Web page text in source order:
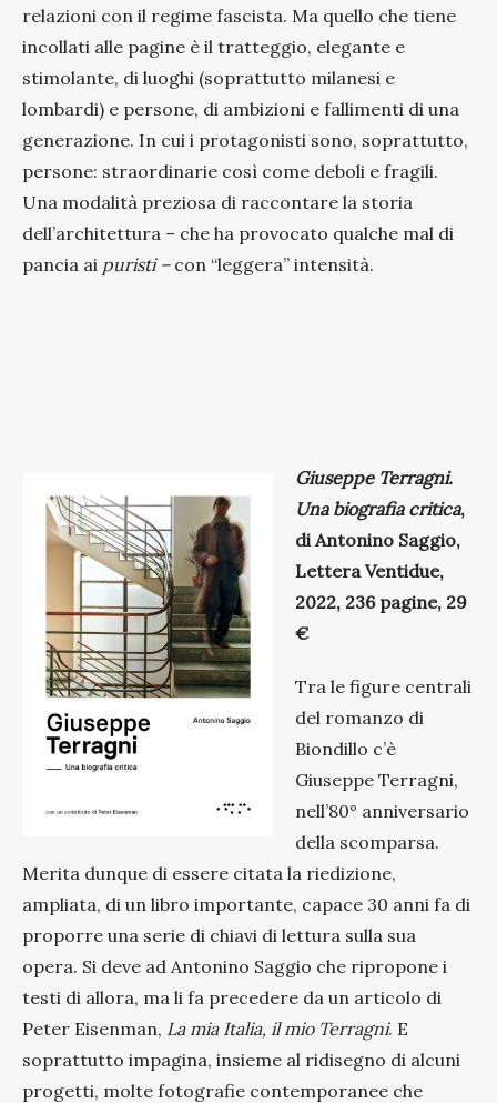
relazioni con il regime fascista. Ma quello che tiene
incollati alle pagine è il tratteggio, elegante e
stimolante, di luoghi (soprattutto milanesi e
lombardi) e persone, di ambizioni e fallimenti di una
generazione. In cui i protagonisti sono, soprattutto,
persone: straordinarie così come deboli e fragili.
Una modalità preziosa di raccontare la storia
dell’architettura – che ha provocato qualche mal di
pancia ai puristi –con “leggera” intensità.
Giuseppe Terragni.
Una biografia critica,
di Antonino Saggio,
Lettera Ventidue,
2022, 236 pagine, 29
€
Tra le figure centrali
del romanzo di
Biondillo c’è
Giuseppe Terragni,
nell’80° anniversario
della scomparsa.
Merita dunque di essere citata la riedizione,
ampliata, di un libro importante, capace 30 anni fa di
proporre una serie di chiavi di lettura sulla sua
opera. Si deve ad Antonino Saggio che ripropone i
testi di allora, ma li fa precedere da un articolo di
Peter Eisenman, La mia Italia, il mio Terragni. E
soprattutto impagina, insieme al ridisegno di alcuni
progetti, molte fotografie contemporanee che